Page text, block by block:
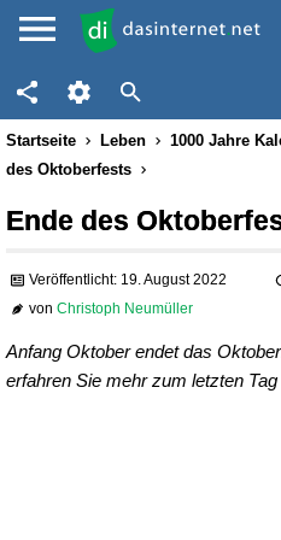
Startseite Leben 1000 Jahre
des Oktoberfests
Ende des
Veröffentlicht: 19. August 2022
vonChristoph Neumüller
Anfang Oktober endet das
erfahren Sie mehr zum letzten